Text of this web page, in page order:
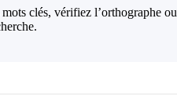
clés, vérifiez l’orthographe ou